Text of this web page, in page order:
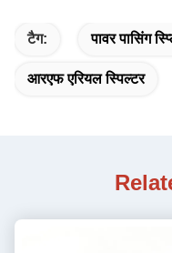
टैग: पावर पासिंग
आरएफ एरियल स्पिल्टर